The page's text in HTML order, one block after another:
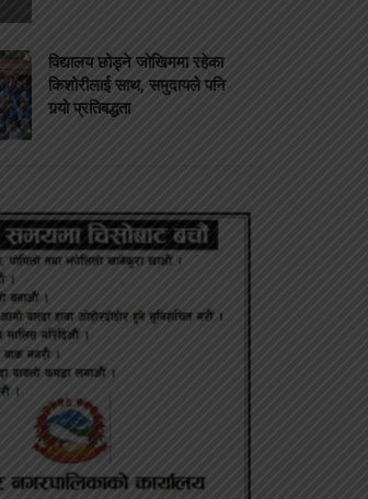
विद्यालय छोड्ने जोखिममा रहेका
किशोरीलाई साथ, समुदायले पनि
गर्‍यो प्रतिबद्धता